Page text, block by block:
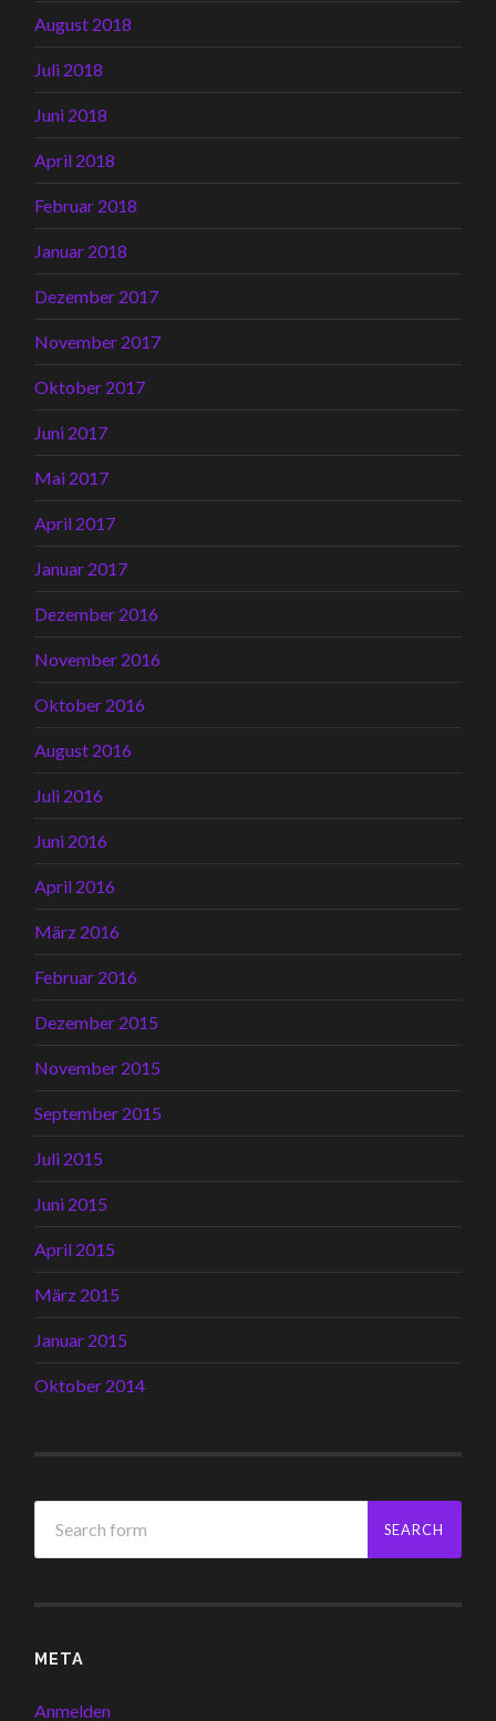
August 2018
Juli 2018
Juni 2018
April 2018
Februar 2018
Januar 2018
Dezember 2017
November 2017
Oktober 2017
Juni 2017
Mai 2017
April 2017
Januar 2017
Dezember 2016
November 2016
Oktober 2016
August 2016
Juli 2016
Juni 2016
April 2016
März 2016
Februar 2016
Dezember 2015
November 2015
September 2015
Juli 2015
Juni 2015
April 2015
März 2015
Januar 2015
Oktober 2014
META
Anmelden